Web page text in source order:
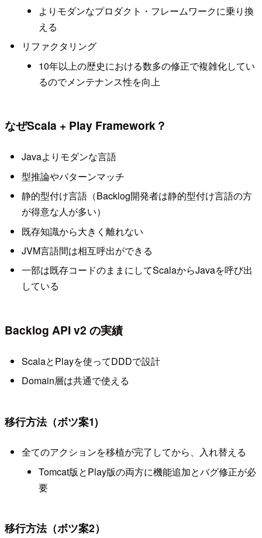
よりモダンなプロダクト・フレームワークに乗り換
える
リファクタリング
10年以上の歴史における数多の修正で複雑化してい
るのでメンテナンス性を向上
なぜScala + Play Framework？
Javaよりモダンな言語
型推論やパターンマッチ
静的型付け言語（Backlog開発者は静的型付け言語の方
が得意な人が多い）
既存知識から大きく離れない
JVM言語間は相互呼出ができる
一部は既存コードのままにしてScalaからJavaを呼び出
している
Backlog API v2 の実績
ScalaとPlayを使ってDDDで設計
Domain層は共通で使える
移行方法（ボツ案1)
全てのアクションを移植が完了してから、入れ替える
Tomcat版とPlay版の両方に機能追加とバグ修正が必
要
移行方法（ボツ案2）